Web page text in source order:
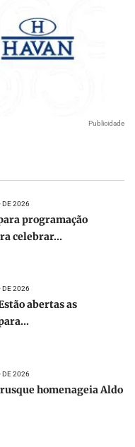
Publicidade
DE 2026
programação
celebrar...
DE 2026
abertas as
DE 2026
homenageia Aldo